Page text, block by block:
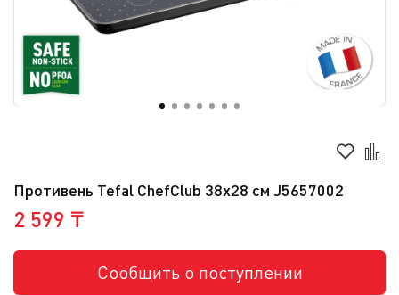
Противень Tefal ChefClub 38x28 см J5657002
2 599 ₸
Сообщить о поступлении